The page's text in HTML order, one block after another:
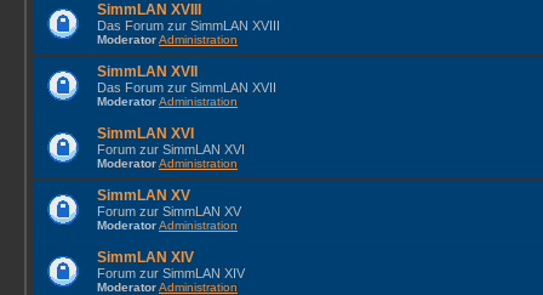
SimmLAN XVIII
Das Forum zur SimmLAN XVIII
ModeratorAdministration
SimmLAN XVII
Das Forum zur SimmLAN XVII
ModeratorAdministration
SimmLAN XVI
Forum zur SimmLAN XVI
ModeratorAdministration
SimmLAN XV
Forum zur SimmLAN XV
ModeratorAdministration
SimmLAN XIV
Forum zur SimmLAN XIV
ModeratorAdministration